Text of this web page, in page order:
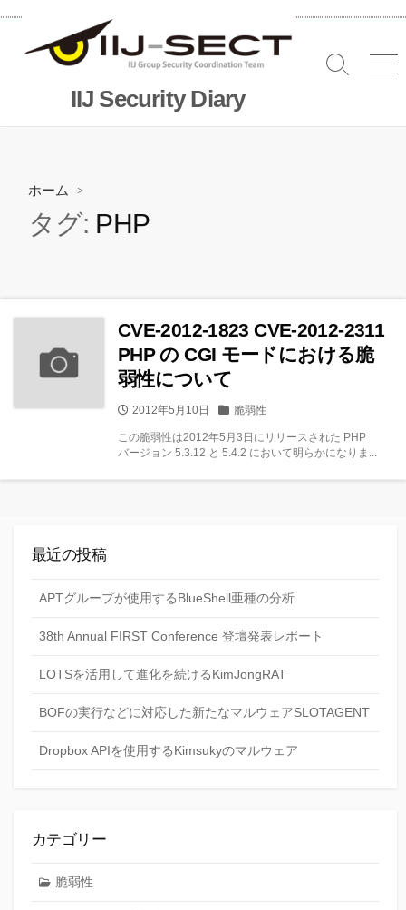
へ
IIJ Security Diary
検
メ
ホーム >
タグ: PHP
CVE-2012-1823 CVE-2012-2311
PHP の CGI モードにおける脆
弱性について
公
日
2012年5月10日
カ
ゴ
リー
脆弱性
この脆弱性は2012年5月3日にリリースされた PHP
バージョン 5.3.12 と 5.4.2 において明らかになりま...
最近の投稿
APTグループが使用するBlueShell亜種の分析
38th Annual FIRST Conference 登壇発表レポート
LOTSを活用して進化を続けるKimJongRAT
BOFの実行などに対応した新たなマルウェアSLOTAGENT
Dropbox APIを使用するKimsukyのマルウェア
カテゴリー
脆弱性